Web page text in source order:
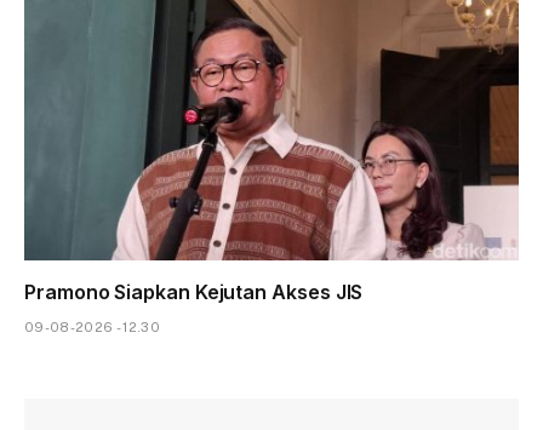
Pramono Siapkan Kejutan Akses JIS
09-08-2026 - 12.30